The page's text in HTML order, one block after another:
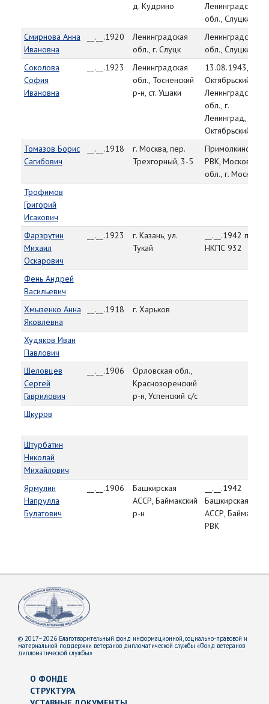
д. Кудрино
Ленинградская
обл., Слуцкий р-н
Смирнова Анна
Ивановна
__.__.1920
Ленинградская
обл., г. Слуцк
Ленинградская
обл., Слуцкий
Соколова
София
Ивановна
__.__.1923
Ленинградская
обл., Тосненский
р-н, ст. Ушаки
13.08.1943,
Октябрьский РВК,
Ленинградская
обл., г.
Ленинград,
Октябрьский р-н
Томазов Борис
Сагибович
__.__.1918
г. Москва, пер.
Трехгорный, 3-5
Примолкинский
РВК, Московская
обл., г. Москва
Трофимов
Григорий
Исакович
Фарзрутин
Михаил
Оскарович
__.__.1923
г. Казань, ул.
Тукай
__.__.1942 приказ
НКПС 932
Фень Андрей
Васильевич
Хмызенко Анна
Яковлевна
__.__.1918 г. Харьков
Худяков Иван
Павлович
Шеловцев
Сергей
Гаврилович
__.__.1906
Орловская обл.,
Краснозоренский
р-н, Успенский с/с
Шкуров
Штурбатин
Николай
Михайлович
Ярмулин
Напрулла
Булатович
__.__.1906
Башкирская
АССР, Баймакский
р-н
__.__.1942
Башкирская
АССР, Баймакский
РВК
© 2017–2026 Благотворительный фонд информационной, социально-правовой и
материальной поддержки ветеранов дипломатической службы «Фонд ветеранов
дипломатической службы»
О ФОНДЕ
СТРУКТУРА